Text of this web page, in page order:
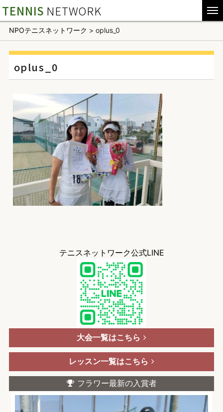
TENNIS NETWORK
NPOテニスネットワーク > oplus_0
oplus_0
テニスネットワーク公式LINE
大会一覧はこちら
レッスン一覧はこちら
フラワー最新の入賞者